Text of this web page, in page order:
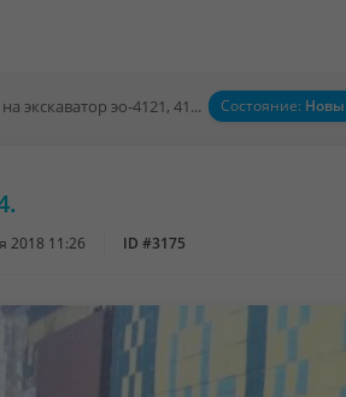
Ковш 1 м3. на экскаватор эо-4121, 4124. Состояние:
2018 11:26 ID #3175